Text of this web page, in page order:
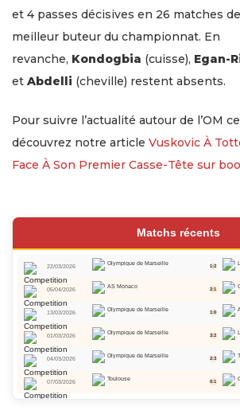
et 4 passes décisives en 26 matches
meilleur buteur du championnat. En
revanche, Kondogbia (cuisse), Egan-
et Abdelli (cheville) restent absents.
Pour suivre l’actualité autour de l’OM
découvrez notre article Vuskovic À
Face À Son Premier Casse-Tête sur
Matchs récents
22/03/2026
Olympique de Marseille 1:2
05/04/2026
AS Monaco 2:1
13/03/2026
Olympique de Marseille 1:0
01/03/2026
Olympique de Marseille 3:2
04/03/2026
Olympique de Marseille 2:3
07/03/2026
Toulouse 0:1